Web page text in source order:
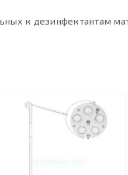
к дезинфектантам